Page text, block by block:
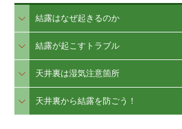
結露はなぜ起きるのか
結露が起こすトラブル
天井裏は湿気注意箇所
天井裏から結露を防ごう！